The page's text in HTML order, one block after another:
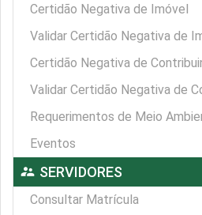
Certidão Negativa de Imóvel
Validar Certidão Negativa de
Certidão Negativa de
Validar Certidão Negativa de
Requerimentos de Meio
Eventos
supervisor_account SERVIDORES
Consultar Matrícula